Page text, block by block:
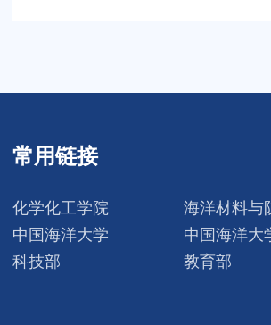
常用链接
化学化工学院
海洋材料与
中国海洋大学
中国海洋大
科技部
教育部